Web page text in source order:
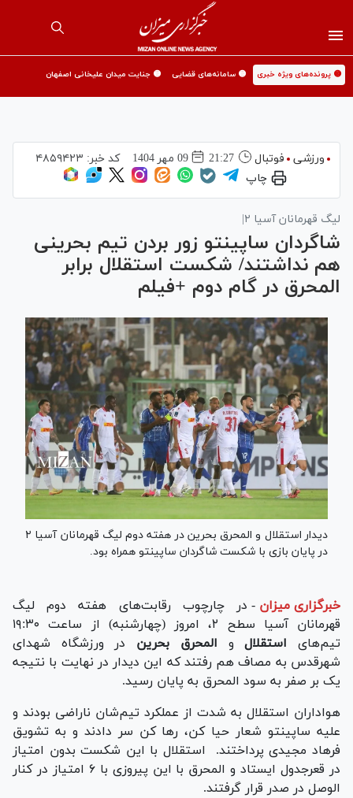
🟡 پرونده‌های ویژه خبری 🟡 سامانه‌های قضایی 🟡 جنایت میدان علیخانی اصفهان
ورزشی فوتبال 21:27 09 مهر 1404 کد خبر: ۴۸۵۹۴۲۳
چاپ
لیگ قهرمانان آسیا ۲|
شاگردان ساپینتو زور بردن تیم بحرینی
هم نداشتند/ شکست استقلال برابر
المحرق در گام دوم +فیلم
دیدار استقلال و المحرق بحرین در هفته دوم لیگ قهرمانان آسیا ۲
در پایان بازی با شکست شاگردان ساپینتو همراه بود.
خبرگزاری میزان - در چارچوب رقابت‌های هفته دوم لیگ
قهرمانان آسیا سطح ۲، امروز (چهارشنبه) از ساعت ۱۹:۳۰
تیم‌های استقلالو المحرق بحرین در ورزشگاه شهدای
شهرقدس به مصاف هم رفتند که این دیدار در نهایت با نتیجه
یک بر صفر به سود المحرق به پایان رسید.
هواداران استقلال به شدت از عملکرد تیم‌شان ناراضی بودند و
علیه ساپینتو شعار حیا کن، رها کن سر دادند و به تشویق
فرهاد مجیدی پرداختند. استقلال با این شکست بدون امتیاز
در قعرجدول ایستاد و المحرق با این پیروزی با ۶ امتیاز در کنار
الوصل در صدر قرار گرفتند.